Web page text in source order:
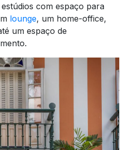
com espaço para
lounge, um home-office,
um espaço de